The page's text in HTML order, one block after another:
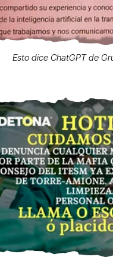
Esto dice ChatGPT de